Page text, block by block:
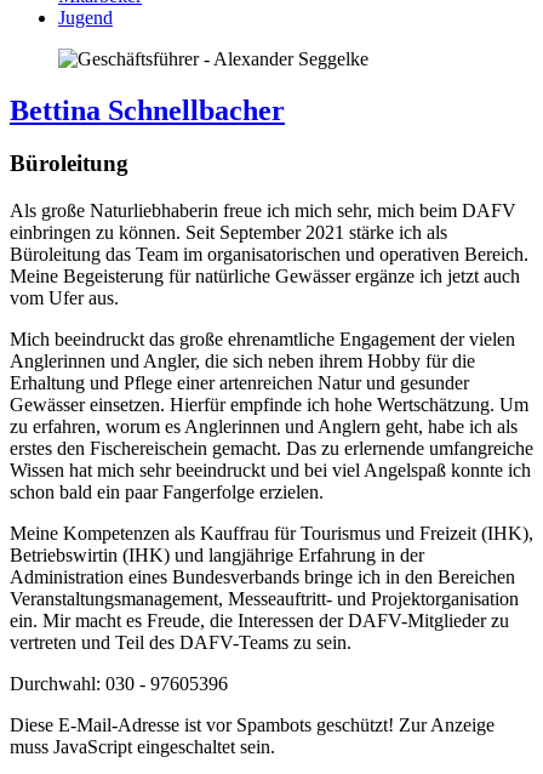
Jugend
Bettina Schnellbacher
Büroleitung
Als große Naturliebhaberin freue ich mich sehr, mich beim DAFV
einbringen zu können. Seit September 2021 stärke ich als
Büroleitung das Team im organisatorischen und operativen Bereich.
Meine Begeisterung für natürliche Gewässer ergänze ich jetzt auch
vom Ufer aus.
Mich beeindruckt das große ehrenamtliche Engagement der vielen
Anglerinnen und Angler, die sich neben ihrem Hobby für die
Erhaltung und Pflege einer artenreichen Natur und gesunder
Gewässer einsetzen. Hierfür empfinde ich hohe Wertschätzung. Um
zu erfahren, worum es Anglerinnen und Anglern geht, habe ich als
erstes den Fischereischein gemacht. Das zu erlernende umfangreiche
Wissen hat mich sehr beeindruckt und bei viel Angelspaß konnte ich
schon bald ein paar Fangerfolge erzielen.
Meine Kompetenzen als Kauffrau für Tourismus und Freizeit (IHK),
Betriebswirtin (IHK) und langjährige Erfahrung in der
Administration eines Bundesverbands bringe ich in den Bereichen
Veranstaltungsmanagement, Messeauftritt- und Projektorganisation
ein. Mir macht es Freude, die Interessen der DAFV-Mitglieder zu
vertreten und Teil des DAFV-Teams zu sein.
Durchwahl: 030 - 97605396
Diese E-Mail-Adresse ist vor Spambots geschützt! Zur Anzeige
muss JavaScript eingeschaltet sein.